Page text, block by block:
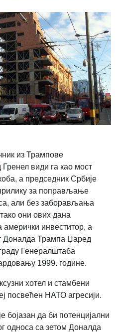
из Трампове
види га као мост
а председник Србије
за поправљање
али без заборављања
они ових дана
инвеститор, а
Доналда Трампа Џаред
Генералштаба
1999. године.
хотел и стамбени
посвећен НАТО агресији.
бојазан да би потенцијални
односа са зетом Доналда